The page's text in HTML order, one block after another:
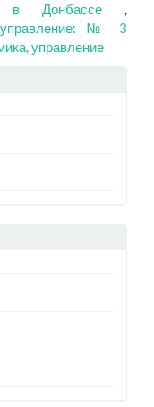
в Донбассе ,
управление: № 3
управление